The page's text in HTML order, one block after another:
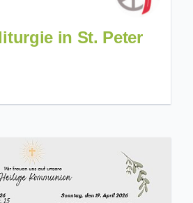
in St. Peter